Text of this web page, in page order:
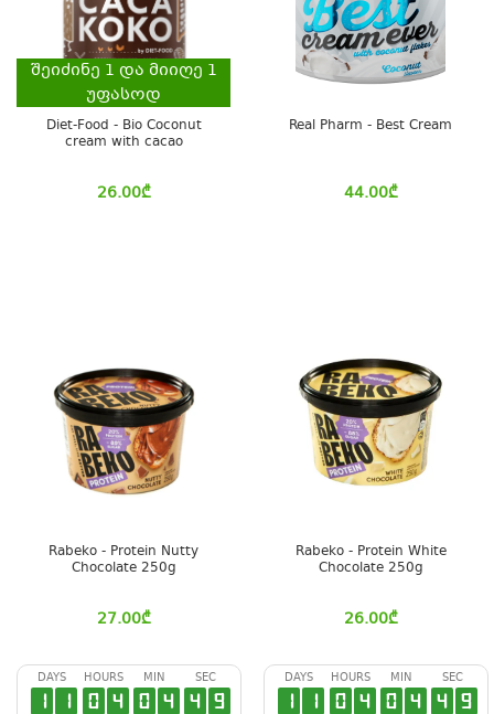
შეიძინე 1 და მიიღე 1
უფასოდ
Diet-Food - Bio Coconut
cream with cacao
26.00₾
Real Pharm - Best Cream
44.00₾
Rabeko - Protein Nutty
Chocolate 250g
27.00₾
Rabeko - Protein White
Chocolate 250g
26.00₾
DAYS
1 1
HOURS
0 4
MIN
0 4
SEC
4 9
DAYS
1 1
HOURS
0 4
MIN
0 4
SEC
4 9